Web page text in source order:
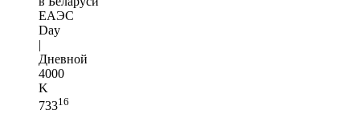
ЕАЭС
Day
|
Дневной
4000
K
73316